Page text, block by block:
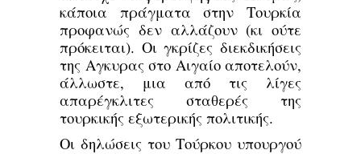
κάποια πράγματα στην Τουρκία
προφανώς δεν αλλάζουν (κι ούτε
πρόκειται). Οι γκρίζες διεκδικήσεις
της Αγκυρας στο Αιγαίο αποτελούν,
άλλωστε, μια από τις λίγες
απαρέγκλιτες σταθερές της
τουρκικής εξωτερικής πολιτικής.
Οι δηλώσεις του Τούρκου υπουργού